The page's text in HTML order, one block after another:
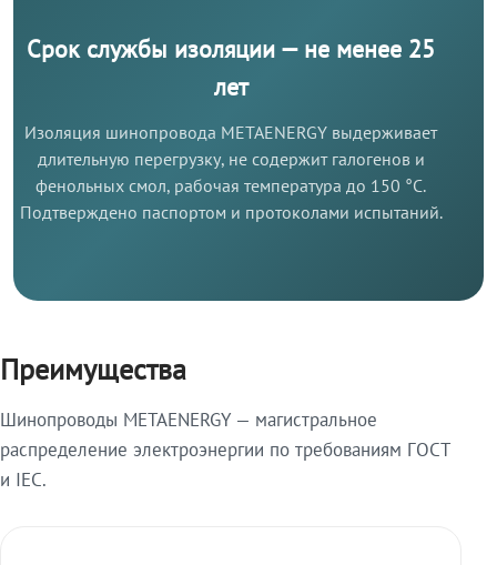
Срок службы изоляции — не менее 25
лет
Изоляция шинопровода METAENERGY выдерживает
длительную перегрузку, не содержит галогенов и
фенольных смол, рабочая температура до 150 °C.
Подтверждено паспортом и протоколами испытаний.
Преимущества
Шинопроводы METAENERGY — магистральное
распределение электроэнергии по требованиям ГОСТ
и IEC.